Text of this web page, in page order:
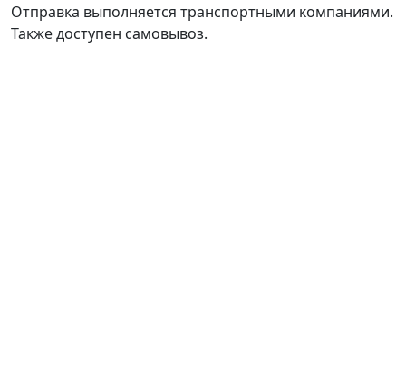
Отправка выполняется транспортными компаниями.
Также доступен самовывоз.